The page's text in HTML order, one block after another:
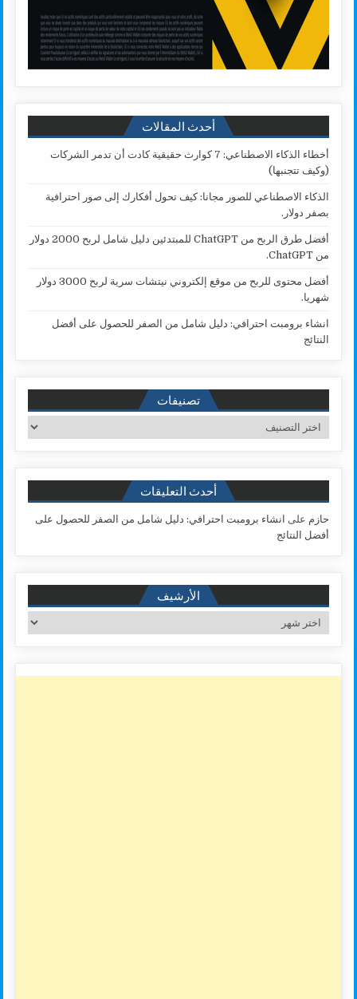
أحدث المقالات
أخطاء الذكاء الاصطناعي: 7 كوارث حقيقية كادت أن تدمر الشركات
(وكيف تتجنبها)
الذكاء الاصطناعي للصور مجانا: كيف تحول أفكارك إلى صور احترافية
بصفر دولار.
أفضل طرق الربح من ChatGPT للمبتدئين دليل شامل لربح 2000 دولار
من ChatGPT.
أفضل محتوى للربح من موقع إلكتروني نيتشات سرية لربح 3000 دولار
شهريا.
انشاء برومبت احترافي: دليل شامل من الصفر للحصول على أفضل
النتائج
تصنيفات
تصنيفات
أحدث التعليقات
حازم على انشاء برومبت احترافي: دليل شامل من الصفر للحصول على
أفضل النتائج
الأرشيف
الأرشيف